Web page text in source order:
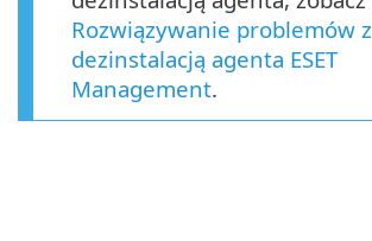
Rozwiązywanie problemów z
dezinstalacją agenta ESET
Management.